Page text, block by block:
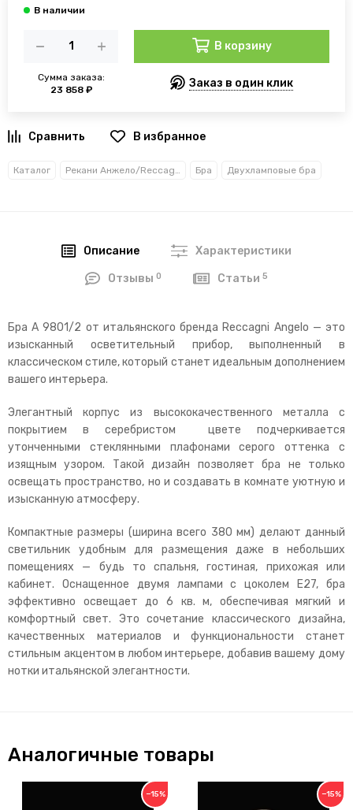
Сумма заказа:
23 858 ₽
В корзину
Заказ в один клик
В избранное
Каталог Рекани Анжело/Reccagni Angelo Бра Двухламповые бра
Описание Характеристики
Отзывы 0 Статьи 5
Бра A 9801/2 от итальянского бренда Reccagni Angelo — это
изысканный осветительный прибор, выполненный в
классическом стиле, который станет идеальным дополнением
вашего интерьера.
Элегантный корпус из высококачественного металла с
покрытием в серебристом цвете подчеркивается
утонченными стеклянными плафонами серого оттенка с
изящным узором. Такой дизайн позволяет бра не только
освещать пространство, но и создавать в комнате уютную и
изысканную атмосферу.
Компактные размеры (ширина всего 380 мм) делают данный
светильник удобным для размещения даже в небольших
помещениях — будь то спальня, гостиная, прихожая или
кабинет. Оснащенное двумя лампами с цоколем E27, бра
эффективно освещает до 6 кв. м, обеспечивая мягкий и
комфортный свет. Это сочетание классического дизайна,
качественных материалов и функциональности станет
стильным акцентом в любом интерьере, добавив вашему дому
нотки итальянской элегантности.
Аналогичные товары
−15% −15%